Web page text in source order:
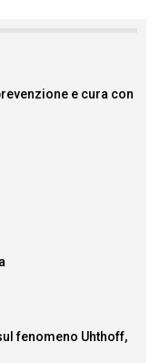
e cura con
fenomeno Uhthoff,